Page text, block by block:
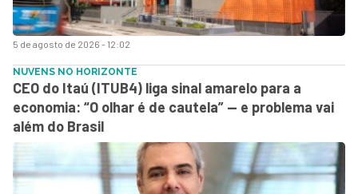
5 de agosto de 2026 - 12:02
NUVENS NO HORIZONTE
CEO do Itaú (ITUB4) liga sinal amarelo para a
economia: “O olhar é de cautela” — e problema vai
além do Brasil